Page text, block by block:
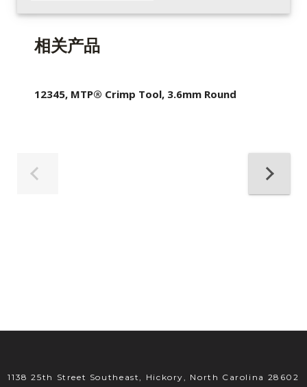
相关产品
12345, MTP® Crimp Tool, 3.6mm Round
1138 25th Street Southeast, Hickory, North Carolina 28602